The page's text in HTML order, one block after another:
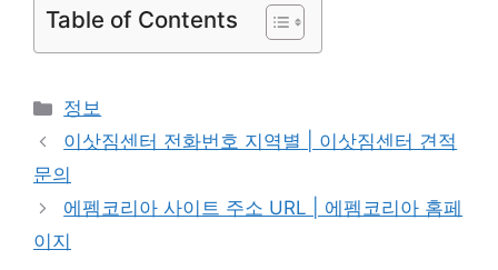
Table of Contents
카
테
리
정보
이삿짐센터 전화번호 지역별 | 이삿짐센터 견적
문의
에펨코리아 사이트 주소 URL | 에펨코리아 홈페
이지